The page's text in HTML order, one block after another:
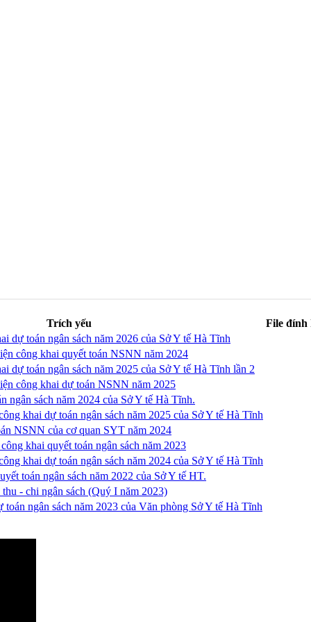
Trích yếu
File đính
dự toán ngân sách năm 2026 của Sở Y tế Hà Tĩnh
công khai quyết toán NSNN năm 2024
dự toán ngân sách năm 2025 của Sở Y tế Hà Tĩnh lần 2
công khai dự toán NSNN năm 2025
ngân sách năm 2024 của Sở Y tế Hà Tĩnh.
khai dự toán ngân sách năm 2025 của Sở Y tế Hà Tĩnh
NSNN của cơ quan SYT năm 2024
khai quyết toán ngân sách năm 2023
khai dự toán ngân sách năm 2024 của Sở Y tế Hà Tĩnh
toán ngân sách năm 2022 của Sở Y tế HT.
- chi ngân sách (Quý I năm 2023)
ngân sách năm 2023 của Văn phòng Sở Y tế Hà Tĩnh